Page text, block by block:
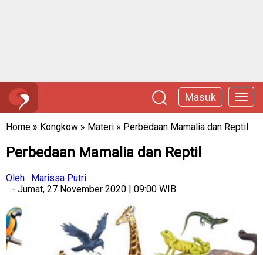
Masuk
Home » Kongkow » Materi » Perbedaan Mamalia dan Reptil
Perbedaan Mamalia dan Reptil
Oleh : Marissa Putri
- Jumat, 27 November 2020 | 09:00 WIB